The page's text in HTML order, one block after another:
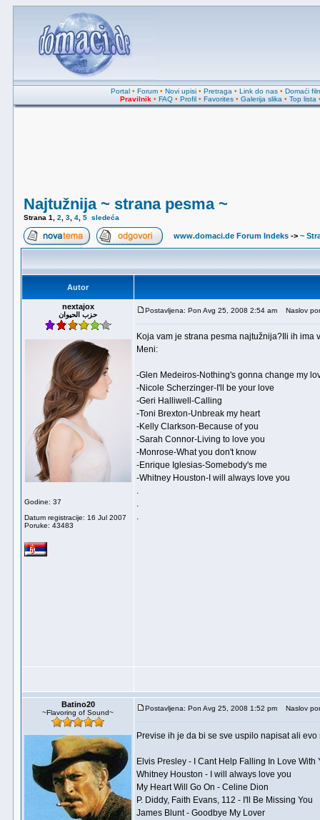
Portal• Forum• Novi upisi• Pretraga • Link do nas• Domaći
Pravilnik • FAQ • Profil • Favorites • Galerija slika • Top lista
Najtužnija ~ strana pesma ~
Strana 1 2 3 4 5 sledeća
www.domaci.de Forum Indeks -> ~
Autor
nextajox
حزب الحيوان
Godine: 37
Datum registracije: 16 Jul 2007
Poruke: 43483
Postavljena: Pon Avg 25, 2008 2:54 am Naslov
Koja vam je strana pesma najtužnija?Ili ih ima
Meni:
-Glen Medeiros-Nothing's gonna change my
-Nicole Scherzinger-I'll be your love
-Geri Halliwell-Calling
-Toni Brexton-Unbreak my heart
-Kelly Clarkson-Because of you
-Sarah Connor-Living to love you
-Monrose-What you don't know
-Enrique Iglesias-Somebody's me
-Whitney Houston-I will always love you
.
.
.
Batino20
~Flavoring of Sound~
Postavljena: Pon Avg 25, 2008 1:52 pm Naslov
Previse ih je da bi se sve uspilo napisat ali
Elvis Presley - I Cant Help Falling In Love With
Whitney Houston - I will always love you
My Heart Will Go On - Celine Dion
P. Diddy, Faith Evans, 112 - I'll Be Missing You
James Blunt - Goodbye My Lover